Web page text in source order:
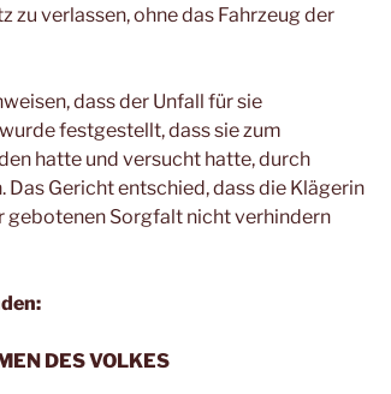
zu verlassen, ohne das Fahrzeug der
dass der Unfall für sie
festgestellt, dass sie zum
hatte und versucht hatte, durch
Das Gericht entschied, dass die Klägerin
gebotenen Sorgfalt nicht verhindern
DES VOLKES